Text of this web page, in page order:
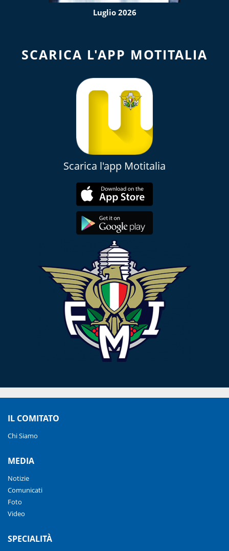
Luglio 2026
SCARICA L'APP MOTITALIA
Scarica l'app Motitalia
IL COMITATO
Chi Siamo
MEDIA
Notizie
Comunicati
Foto
Video
SPECIALITÀ